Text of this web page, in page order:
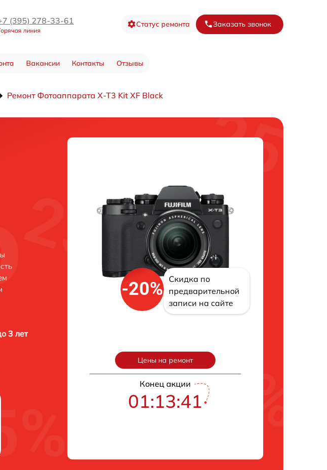
(395) 278-33-61
линия
Статус ремонта Заказать звонок
Вакансии Контакты Отзывы
Ремонт Фотоаппарата X-T3 Kit XF Black
3 лет
-20%
Скидка по
предварительной
записи на сайте
Цены на ремонт
Конец акции
01:13:40